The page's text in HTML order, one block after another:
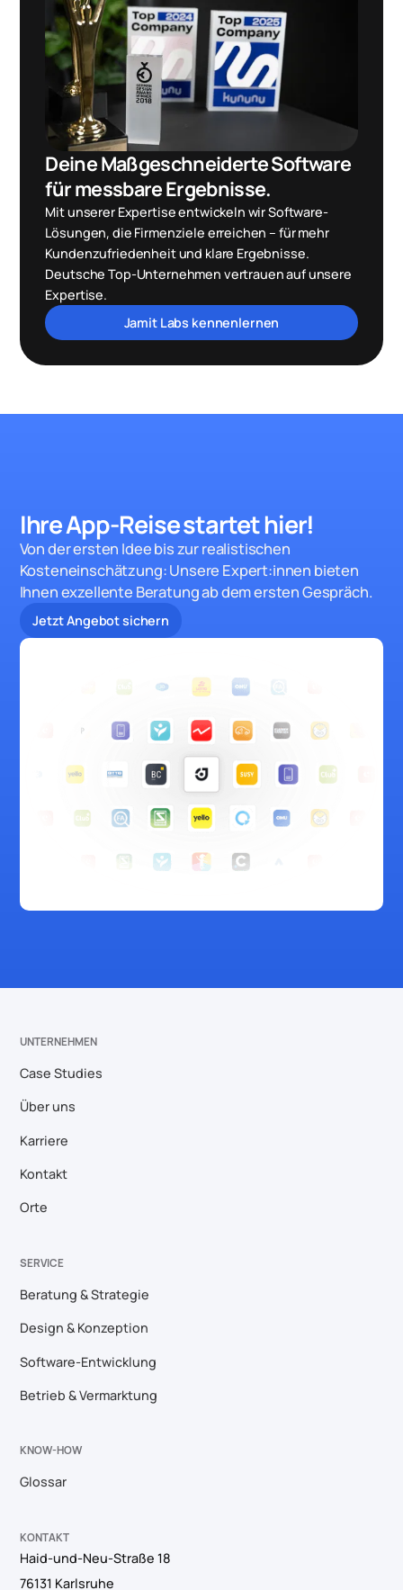
Deine Maßgeschneiderte Software
für messbare Ergebnisse.
Mit unserer Expertise entwickeln wir Software-
Lösungen, die Firmenziele erreichen – für mehr
Kundenzufriedenheit und klare Ergebnisse.
Deutsche Top-Unternehmen vertrauen auf unsere
Expertise.
Jamit Labs kennenlernen
Ihre App-Reise startet hier!
Von der ersten Idee bis zur realistischen
Kosteneinschätzung: Unsere Expert:innen bieten
Ihnen exzellente Beratung ab dem ersten Gespräch.
Jetzt Angebot sichern
UNTERNEHMEN
Case Studies
Über uns
Karriere
Kontakt
Orte
SERVICE
Beratung & Strategie
Design & Konzeption
Software-Entwicklung
Betrieb & Vermarktung
KNOW-HOW
Glossar
KONTAKT
Haid-und-Neu-Straße 18
76131 Karlsruhe